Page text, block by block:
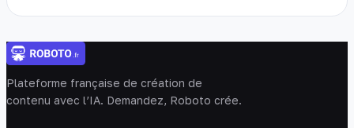
Plateforme française de création de
contenu avec l’IA. Demandez, Roboto crée.